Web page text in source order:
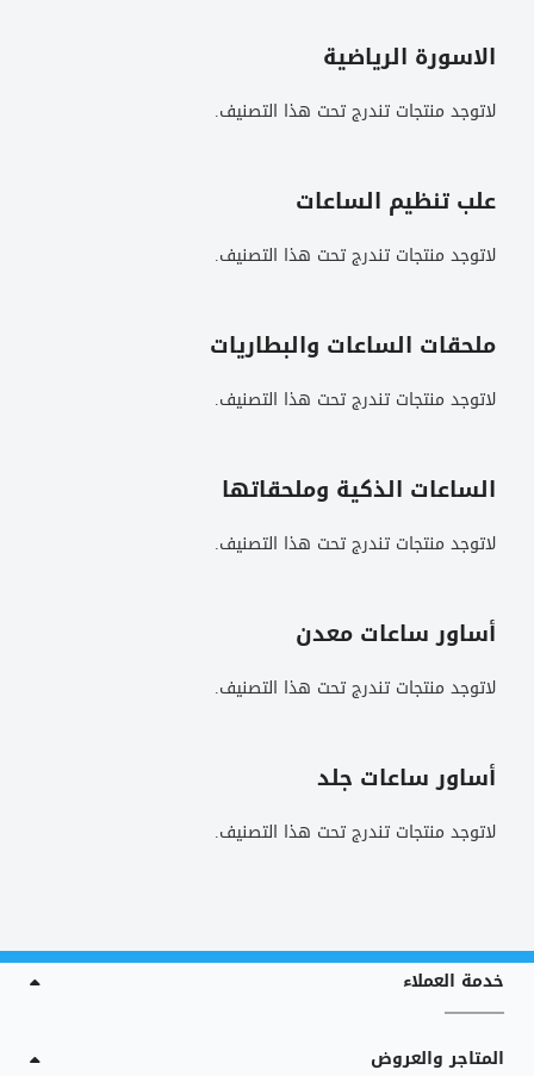
الاسورة الرياضية
لاتوجد منتجات تندرج تحت هذا التصنيف.
علب تنظيم الساعات
لاتوجد منتجات تندرج تحت هذا التصنيف.
ملحقات الساعات والبطاريات
لاتوجد منتجات تندرج تحت هذا التصنيف.
الساعات الذكية وملحقاتها
لاتوجد منتجات تندرج تحت هذا التصنيف.
أساور ساعات معدن
لاتوجد منتجات تندرج تحت هذا التصنيف.
أساور ساعات جلد
لاتوجد منتجات تندرج تحت هذا التصنيف.
خدمة العملاء
المتاجر والعروض